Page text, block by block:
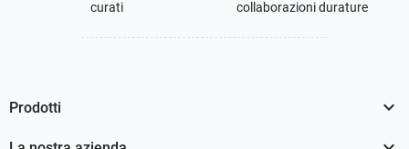
curati
collaborazioni durature
Prodotti 